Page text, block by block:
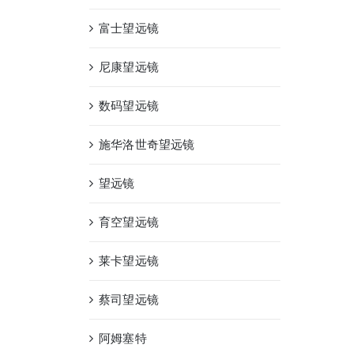
富士望远镜
尼康望远镜
数码望远镜
施华洛世奇望远镜
望远镜
育空望远镜
莱卡望远镜
蔡司望远镜
阿姆塞特